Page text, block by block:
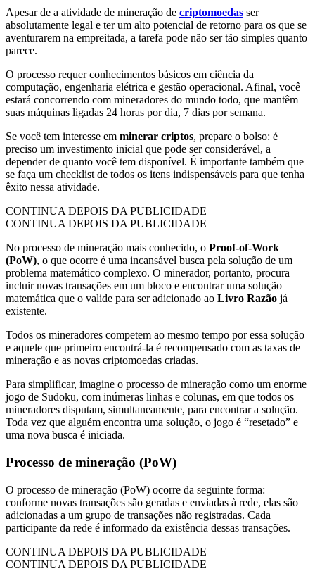
Apesar de a atividade de mineração de criptomoedas ser
absolutamente legal e ter um alto potencial de retorno para os que se
aventurarem na empreitada, a tarefa pode não ser tão simples quanto
parece.
O processo requer conhecimentos básicos em ciência da
computação, engenharia elétrica e gestão operacional. Afinal, você
estará concorrendo com mineradores do mundo todo, que mantêm
suas máquinas ligadas 24 horas por dia, 7 dias por semana.
Se você tem interesse em minerar criptos, prepare o bolso: é
preciso um investimento inicial que pode ser considerável, a
depender de quanto você tem disponível. É importante também que
se faça um checklist de todos os itens indispensáveis para que tenha
êxito nessa atividade.
CONTINUA DEPOIS DA PUBLICIDADE
CONTINUA DEPOIS DA PUBLICIDADE
No processo de mineração mais conhecido, o Proof-of-Work
(PoW), o que ocorre é uma incansável busca pela solução de um
problema matemático complexo. O minerador, portanto, procura
incluir novas transações em um bloco e encontrar uma solução
matemática que o valide para ser adicionado ao Livro Razão já
existente.
Todos os mineradores competem ao mesmo tempo por essa solução
e aquele que primeiro encontrá-la é recompensado com as taxas de
mineração e as novas criptomoedas criadas.
Para simplificar, imagine o processo de mineração como um enorme
jogo de Sudoku, com inúmeras linhas e colunas, em que todos os
mineradores disputam, simultaneamente, para encontrar a solução.
Toda vez que alguém encontra uma solução, o jogo é “resetado” e
uma nova busca é iniciada.
Processo de mineração (PoW)
O processo de mineração (PoW) ocorre da seguinte forma:
conforme novas transações são geradas e enviadas à rede, elas são
adicionadas a um grupo de transações não registradas. Cada
participante da rede é informado da existência dessas transações.
CONTINUA DEPOIS DA PUBLICIDADE
CONTINUA DEPOIS DA PUBLICIDADE